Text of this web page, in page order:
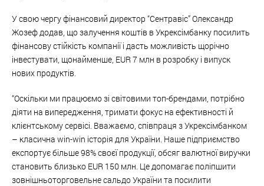
У свою чергу фінансовий директор “Сентравіс” Олександр
Жозеф додав, що залучення коштів в Укрексімбанку посилить
фінансову стійкість компанії і дасть можливість щорічно
інвестувати, щонайменше, EUR 7 млн в розробку і випуск
нових продуктів.
“Оскільки ми працюємо зі світовими топ-брендами, потрібно
діяти на випередження, тримати фокус на ефективності й
клієнтському сервісі. Вважаємо, співпраця з Укрексімбанком
– класична win-win історія для України. Наше підприємство
експортує більше 98% своєї продукції, обсяг валютної виручки
становить близько EUR 150 млн. Це допомагає поліпшити
зовнішньоторговельне сальдо України та посилити